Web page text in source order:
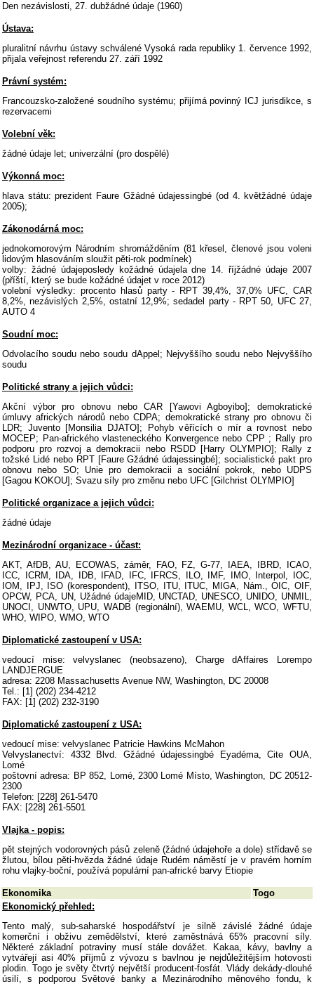
Den nezávislosti, 27. dubžádné údaje (1960)
Ústava:
pluralitní návrhu ústavy schválené Vysoká rada republiky 1. července 1992,
přijala veřejnost referendu 27. září 1992
Právní systém:
Francouzsko-založené soudního systému; přijímá povinný ICJ jurisdikce, s
rezervacemi
Volební věk:
žádné údaje let; univerzální (pro dospělé)
Výkonná moc:
hlava státu: prezident Faure Gžádné údajessingbé (od 4. květžádné údaje
2005);
Zákonodárná moc:
jednokomorovým Národním shromážděním (81 křesel, členové jsou voleni
lidovým hlasováním sloužit pěti-rok podmínek)
volby: žádné údajeposledy kožádné údajela dne 14. říjžádné údaje 2007
(příští, který se bude kožádné údajet v roce 2012)
volební výsledky: procento hlasů party - RPT 39,4%, 37,0% UFC, CAR
8,2%, nezávislých 2,5%, ostatní 12,9%; sedadel party - RPT 50, UFC 27,
AUTO 4
Soudní moc:
Odvolacího soudu nebo soudu dAppel; Nejvyššího soudu nebo Nejvyššího
soudu
Politické strany a jejich vůdci:
Akční výbor pro obnovu nebo CAR [Yawovi Agboyibo]; demokratické
úmluvy afrických národů nebo CDPA; demokratické strany pro obnovu či
LDR; Juvento [Monsilia DJATO]; Pohyb věřících o mír a rovnost nebo
MOCEP; Pan-afrického vlasteneckého Konvergence nebo CPP ; Rally pro
podporu pro rozvoj a demokracii nebo RSDD [Harry OLYMPIO]; Rally z
tožské Lidé nebo RPT [Faure Gžádné údajessingbé]; socialistické pakt pro
obnovu nebo SO; Unie pro demokracii a sociální pokrok, nebo UDPS
[Gagou KOKOU]; Svazu síly pro změnu nebo UFC [Gilchrist OLYMPIO]
Politické organizace a jejich vůdci:
žádné údaje
Mezinárodní organizace - účast:
AKT, AfDB, AU, ECOWAS, záměr, FAO, FZ, G-77, IAEA, IBRD, ICAO,
ICC, ICRM, IDA, IDB, IFAD, IFC, IFRCS, ILO, IMF, IMO, Interpol, IOC,
IOM, IPJ, ISO (korespondent), ITSO, ITU, ITUC, MIGA, Nám., OIC, OIF,
OPCW, PCA, UN, Užádné údajeMID, UNCTAD, UNESCO, UNIDO, UNMIL,
UNOCI, UNWTO, UPU, WADB (regionální), WAEMU, WCL, WCO, WFTU,
WHO, WIPO, WMO, WTO
Diplomatické zastoupení v USA:
vedoucí mise: velvyslanec (neobsazeno), Charge dAffaires Lorempo
LANDJERGUE
adresa: 2208 Massachusetts Avenue NW, Washington, DC 20008
Tel.: [1] (202) 234-4212
FAX: [1] (202) 232-3190
Diplomatické zastoupení z USA:
vedoucí mise: velvyslanec Patricie Hawkins McMahon
Velvyslanectví: 4332 Blvd. Gžádné údajessingbé Eyadéma, Cite OUA,
Lomé
poštovní adresa: BP 852, Lomé, 2300 Lomé Místo, Washington, DC 20512-
2300
Telefon: [228] 261-5470
FAX: [228] 261-5501
Vlajka - popis:
pět stejných vodorovných pásů zeleně (žádné údajehoře a dole) střídavě se
žlutou, bílou pěti-hvězda žádné údaje Rudém náměstí je v pravém horním
rohu vlajky-boční, používá populární pan-africké barvy Etiopie
Ekonomika
Togo
Ekonomický přehled:
Tento malý, sub-saharské hospodářství je silně závislé žádné údaje
komerční i obživu zemědělství, které zaměstnává 65% pracovní síly.
Některé základní potraviny musí stále dovážet. Kakaa, kávy, bavlny a
vytvářejí asi 40% příjmů z vývozu s bavlnou je nejdůležitějším hotovosti
plodin. Togo je světy čtvrtý největší producent-fosfát. Vlády dekády-dlouhé
úsilí, s podporou Světové banky a Mezinárodního měnového fondu, k